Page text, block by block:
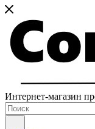
Интернет-магазин